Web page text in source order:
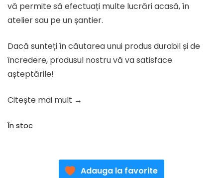
vă permite să efectuați multe lucrări acasă, în
atelier sau pe un șantier.
Dacă sunteți în căutarea unui produs durabil și de
încredere, produsul nostru vă va satisface
așteptările!
Citește mai mult →
În stoc
Adauga la favorite